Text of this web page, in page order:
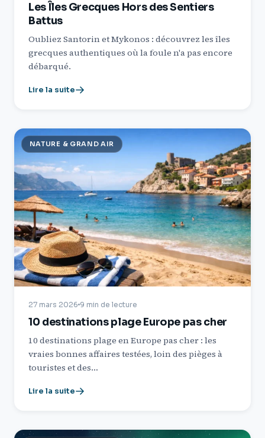
Les Îles Grecques Hors des Sentiers
Battus
Oubliez Santorin et Mykonos : découvrez les îles
grecques authentiques où la foule n'a pas encore
débarqué.
Lire la suite
NATURE & GRAND AIR
27 mars 2026 9 min de lecture
10 destinations plage Europe pas cher
10 destinations plage en Europe pas cher : les
vraies bonnes affaires testées, loin des pièges à
touristes et des…
Lire la suite